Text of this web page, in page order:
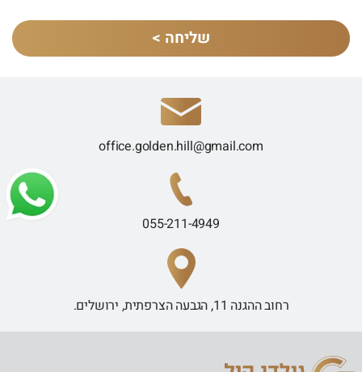
office.golden.hill@gmail.com
055-211-4949
רחוב ההגנה 11, הגבעה הצרפתית, ירושלים.